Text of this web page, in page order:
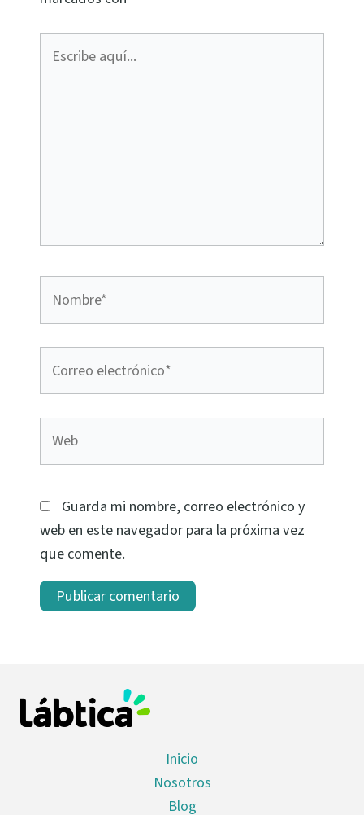
aquí...
electrónico*
Guarda mi nombre, correo electrónico y
web en este navegador para la próxima vez
que comente.
Inicio
Nosotros
Blog